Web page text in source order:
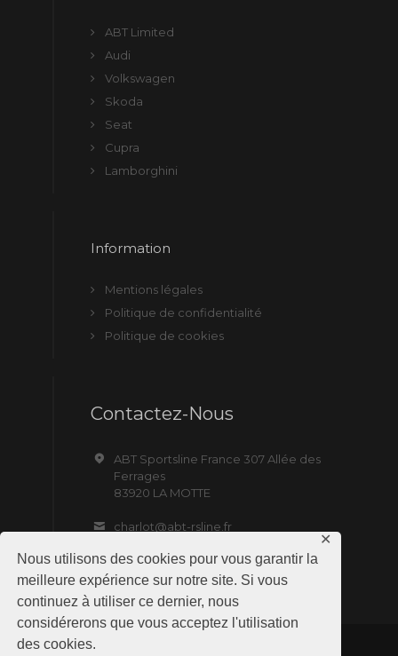
Nous utilisons des cookies pour vous garantir la
meilleure expérience sur notre site. Si vous
continuez à utiliser ce dernier, nous
considérerons que vous acceptez l'utilisation
des cookies.
✕
ABT Limited
Audi
Volkswagen
Skoda
Seat
Cupra
Lamborghini
Information
Mentions légales
Politique de confidentialité
Politique de cookies
Contactez-Nous
ABT Sportsline France 307 Allée des
Ferrages
83920 LA MOTTE
charlot@abt-rsline.fr